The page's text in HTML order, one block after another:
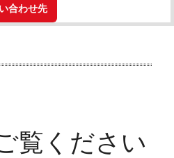
合わせ先
覧ください